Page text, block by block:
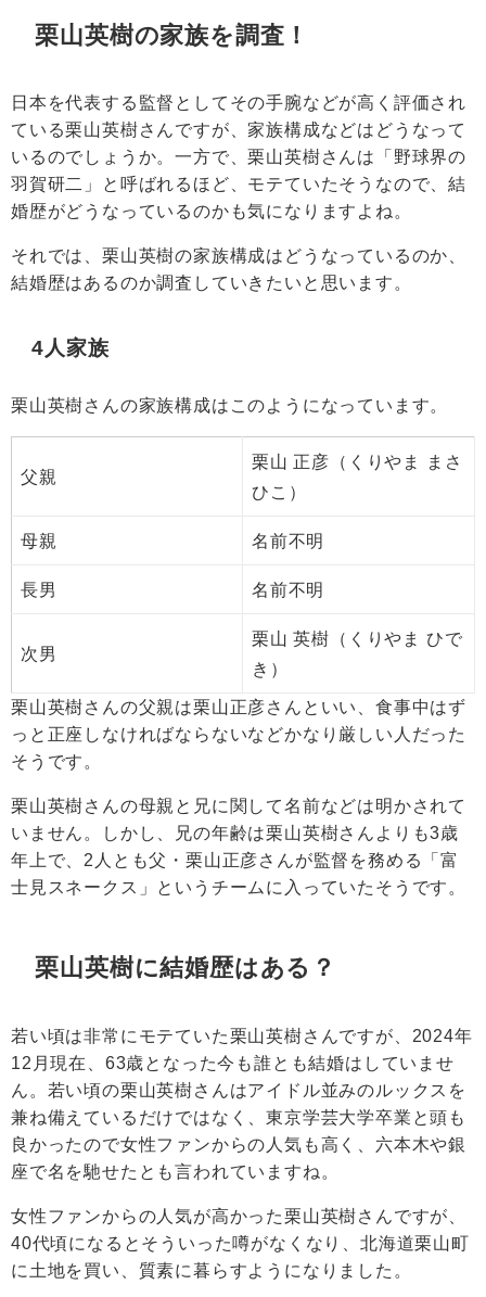
栗山英樹の家族を調査！
日本を代表する監督としてその手腕などが高く評価され
ている栗山英樹さんですが、家族構成などはどうなって
いるのでしょうか。一方で、栗山英樹さんは「野球界の
羽賀研二」と呼ばれるほど、モテていたそうなので、結
婚歴がどうなっているのかも気になりますよね。
それでは、栗山英樹の家族構成はどうなっているのか、
結婚歴はあるのか調査していきたいと思います。
4人家族
栗山英樹さんの家族構成はこのようになっています。
父親
栗山 正彦（くりやま まさ
ひこ）
母親 名前不明
長男 名前不明
次男
栗山 英樹（くりやま ひで
き）
栗山英樹さんの父親は栗山正彦さんといい、食事中はず
っと正座しなければならないなどかなり厳しい人だった
そうです。
栗山英樹さんの母親と兄に関して名前などは明かされて
いません。しかし、兄の年齢は栗山英樹さんよりも3歳
年上で、2人とも父・栗山正彦さんが監督を務める「富
士見スネークス」というチームに入っていたそうです。
栗山英樹に結婚歴はある？
若い頃は非常にモテていた栗山英樹さんですが、2024年
12月現在、63歳となった今も誰とも結婚はしていませ
ん。若い頃の栗山英樹さんはアイドル並みのルックスを
兼ね備えているだけではなく、東京学芸大学卒業と頭も
良かったので女性ファンからの人気も高く、六本木や銀
座で名を馳せたとも言われていますね。
女性ファンからの人気が高かった栗山英樹さんですが、
40代頃になるとそういった噂がなくなり、北海道栗山町
に土地を買い、質素に暮らすようになりました。